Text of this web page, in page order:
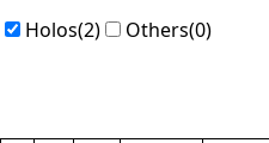
Holos(2) Others(0)